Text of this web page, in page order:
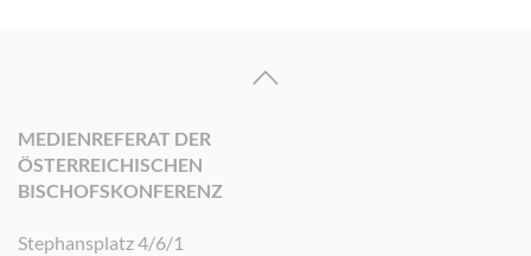
MEDIENREFERAT DER
ÖSTERREICHISCHEN
BISCHOFSKONFERENZ
Stephansplatz 4/6/1